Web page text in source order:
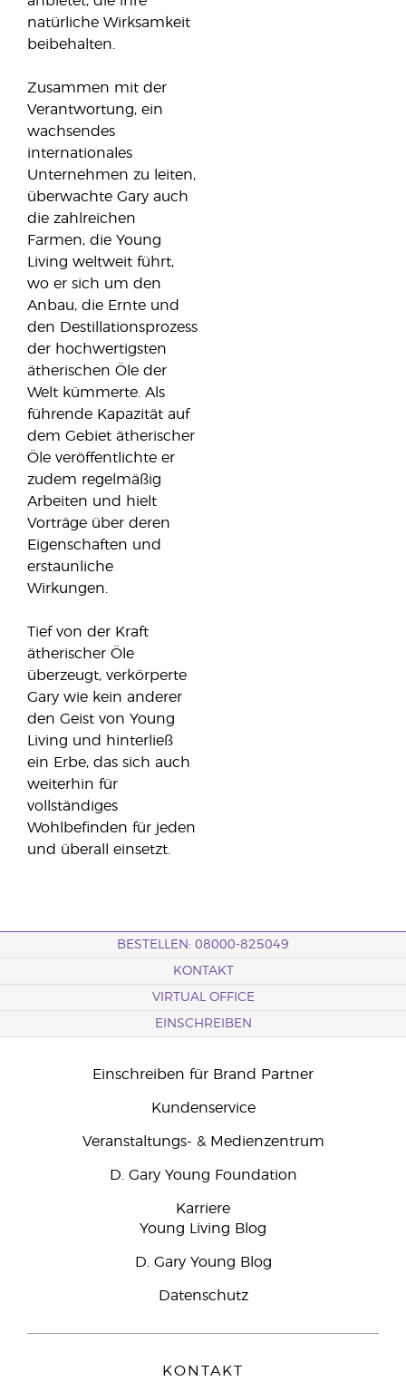
natürliche Wirksamkeit
beibehalten.
Zusammen mit der
Verantwortung, ein
wachsendes
internationales
Unternehmen zu leiten,
überwachte Gary auch
die zahlreichen
Farmen, die Young
Living weltweit führt,
wo er sich um den
Anbau, die Ernte und
den Destillationsprozess
der hochwertigsten
ätherischen Öle der
Welt kümmerte. Als
führende Kapazität auf
dem Gebiet ätherischer
Öle veröffentlichte er
zudem regelmäßig
Arbeiten und hielt
Vorträge über deren
Eigenschaften und
erstaunliche
Wirkungen.
Tief von der Kraft
ätherischer Öle
überzeugt, verkörperte
Gary wie kein anderer
den Geist von Young
Living und hinterließ
ein Erbe, das sich auch
weiterhin für
vollständiges
Wohlbefinden für jeden
und überall einsetzt.
BESTELLEN: 08000-825049
KONTAKT
VIRTUAL OFFICE
EINSCHREIBEN
Einschreiben für Brand Partner
Kundenservice
Veranstaltungs- & Medienzentrum
D. Gary Young Foundation
Karriere
Young Living Blog
D. Gary Young Blog
Datenschutz
KONTAKT